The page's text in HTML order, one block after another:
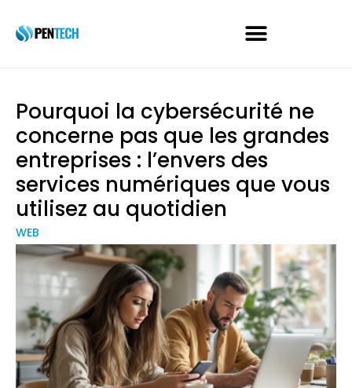
Pourquoi la cybersécurité ne
concerne pas que les grandes
entreprises : l’envers des
services numériques que vous
utilisez au quotidien
WEB